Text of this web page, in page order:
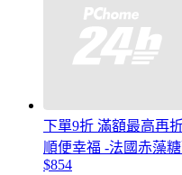
下單9折 滿額最高再
順便幸福 -法國赤藻
$854